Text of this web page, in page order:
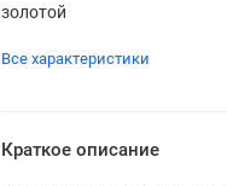
золотой
Все характеристики
Краткое описание